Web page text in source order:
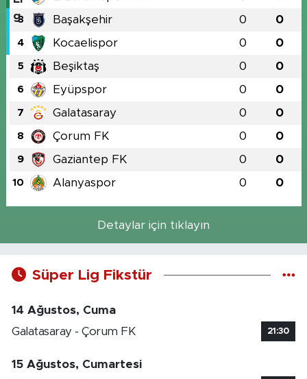
3 Başakşehir 0 0
4 Kocaelispor 0 0
5 Beşiktaş 0 0
6 Eyüpspor 0 0
7 Galatasaray 0 0
8 Çorum FK 0 0
9 Gaziantep FK 0 0
10 Alanyaspor 0 0
Detaylar için tıklayın
Süper Lig Fikstür
14 Ağustos, Cuma
Galatasaray - Çorum FK
21:30
15 Ağustos, Cumartesi